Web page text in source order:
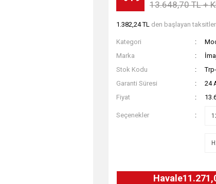
13.648,70 TL +
1.382,24 TL den başlayan
Kategori
Marka
Stok Kodu
Garanti Süresi
24
Fiyat
Seçenekler
Havale